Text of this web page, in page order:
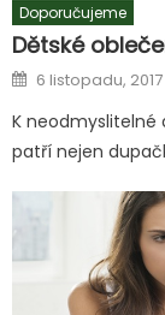
Doporučujeme
Dětské
Posted
on
6 listopadu, 2017
K neodmyslitelné
patří nejen